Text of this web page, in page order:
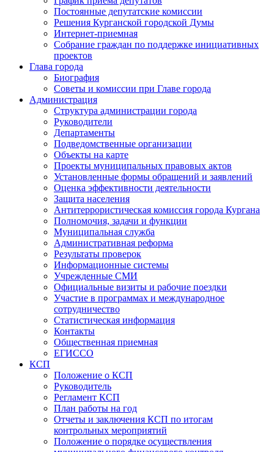
Постоянные депутатские комиссии
Решения Курганской городской Думы
Интернет-приемная
Собрание граждан по поддержке инициативных
проектов
Глава города
Биография
Советы и комиссии при Главе города
Администрация
Структура администрации города
Руководители
Департаменты
Подведомственные организации
Объекты на карте
Проекты муниципальных правовых актов
Установленные формы обращений и заявлений
Оценка эффективности деятельности
Защита населения
Антитеррористическая комиссия города Кургана
Полномочия, задачи и функции
Муниципальная служба
Административная реформа
Результаты проверок
Информационные системы
Учрежденные СМИ
Официальные визиты и рабочие поездки
Участие в программах и международное
сотрудничество
Статистическая информация
Контакты
Общественная приемная
ЕГИССО
КСП
Положение о КСП
Руководитель
Регламент КСП
План работы на год
Отчеты и заключения КСП по итогам
контрольных мероприятий
Положение о порядке осуществления